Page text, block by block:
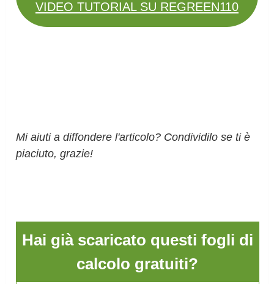
VIDEO TUTORIAL SU REGREEN110
Mi aiuti a diffondere l'articolo? Condividilo se ti è
piaciuto, grazie!
Hai già scaricato questi fogli di
calcolo gratuiti?